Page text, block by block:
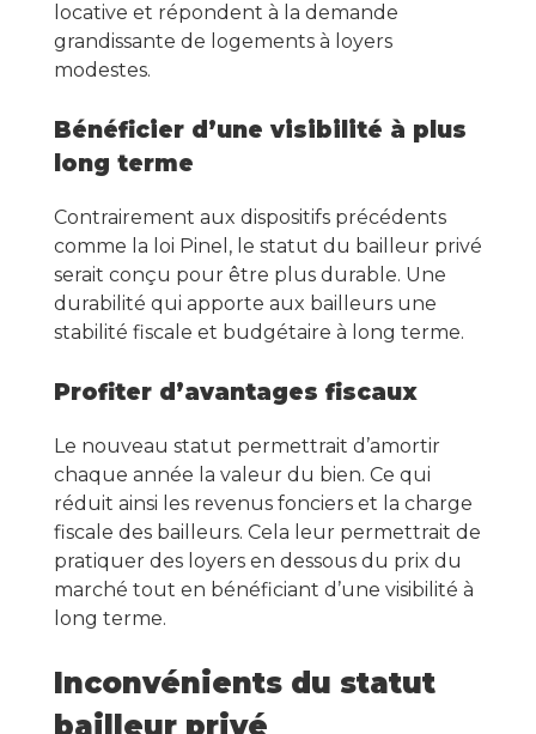
locative et répondent à la demande
grandissante de logements à loyers
modestes.
Bénéficier d’une visibilité à plus
long terme
Contrairement aux dispositifs précédents
comme la loi Pinel, le statut du bailleur privé
serait conçu pour être plus durable. Une
durabilité qui apporte aux bailleurs une
stabilité fiscale et budgétaire à long terme.
Profiter d’avantages fiscaux
Le nouveau statut permettrait d’amortir
chaque année la valeur du bien. Ce qui
réduit ainsi les revenus fonciers et la charge
fiscale des bailleurs. Cela leur permettrait de
pratiquer des loyers en dessous du prix du
marché tout en bénéficiant d’une visibilité à
long terme.
Inconvénients du statut
bailleur privé